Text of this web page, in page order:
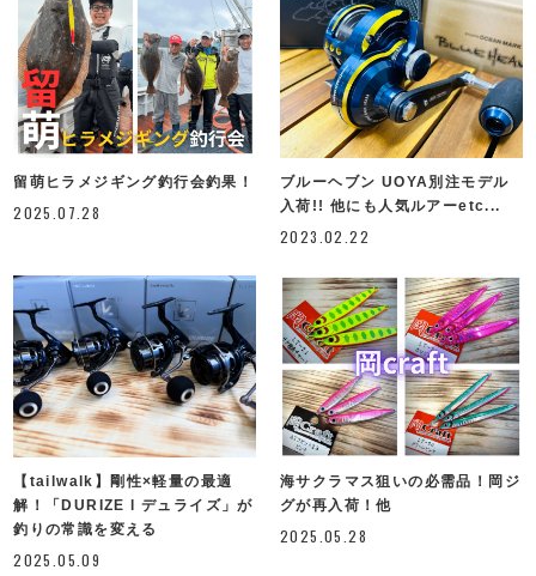
留萌ヒラメジギング釣行会釣果！
2025.07.28
ブルーヘブン UOYA別注モデル
入荷!! 他にも人気ルアーetc...
2023.02.22
【tailwalk】剛性×軽量の最適
解！「DURIZE l デュライズ」が
釣りの常識を変える
2025.05.09
海サクラマス狙いの必需品！岡ジ
グが再入荷！他
2025.05.28